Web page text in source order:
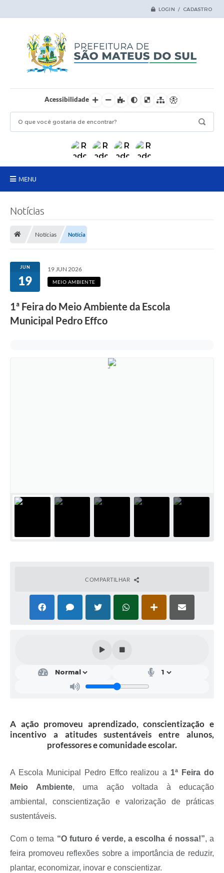
LOGIN / CADASTRO
Acessibilidade
MENU
Transparência
Secretarias
Ouvidoria
Projeto Nascente Viva
Telefones Prefeitura Municipal
Feriados Municipais
Imprensa
Termos de Fomento
Galeria de Fotos
Arquivos para Download
Carta de Serviços
Galeria de Vídeos
Projetos
Notícias
Notícias Notícia
JUN
19
19 JUN 2026
MEIO AMBIENTE
1ª Feira do Meio Ambiente da Escola
Municipal Pedro Effco
COMPARTILHAR
A ação promoveu aprendizado, conscientização e
incentivo a atitudes sustentáveis entre alunos,
professores e comunidade escolar.
A Escola Municipal Pedro Effco realizou a 1ª Feira do
Meio Ambiente, uma ação voltada à educação
ambiental, conscientização e valorização de práticas
sustentáveis.
Com o tema “O futuro é verde, a escolha é nossa!”, a
feira promoveu reflexões sobre a importância de reduzir,
plantar, economizar, inovar e conscientizar.